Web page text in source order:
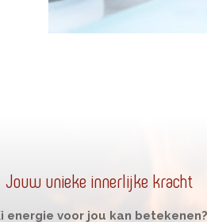
Jouw unieke innerlijke kracht
voor jou kan